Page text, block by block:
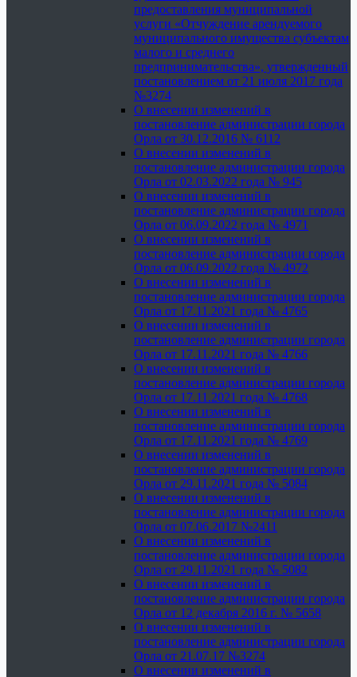
предоставления муниципальной
услуги «Отчуждение арендуемого
муниципального имущества субъектам
малого и среднего
предпринимательства», утвержденный
постановлением от 21 июля 2017 года
№3274
О внесении изменений в
постановление администрации города
Орла от 30.12.2016 № 6112
О внесении изменений в
постановление администрации города
Орла от 02.03.2022 года № 945
О внесении изменений в
постановление администрации города
Орла от 06.09.2022 года № 4971
О внесении изменений в
постановление администрации города
Орла от 06.09.2022 года № 4972
О внесении изменений в
постановление администрации города
Орла от 17.11.2021 года № 4765
О внесении изменений в
постановление администрации города
Орла от 17.11.2021 года № 4766
О внесении изменений в
постановление администрации города
Орла от 17.11.2021 года № 4768
О внесении изменений в
постановление администрации города
Орла от 17.11.2021 года № 4769
О внесении изменений в
постановление администрации города
Орла от 29.11.2021 года № 5084
О внесении изменений в
постановление администрации города
Орла от 07.06.2017 №2411
О внесении изменений в
постановление администрации города
Орла от 29.11.2021 года № 5082
О внесении изменений в
постановление администрации города
Орла от 12 декабря 2016 г. № 5658
О внесении изменений в
постановление администрации города
Орла от 21.07.17 №3274
О внесении изменений в